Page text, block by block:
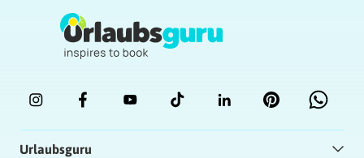
Urlaubsguru